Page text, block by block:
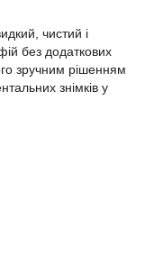
чистий і
без додаткових
зручним рішенням
знімків у